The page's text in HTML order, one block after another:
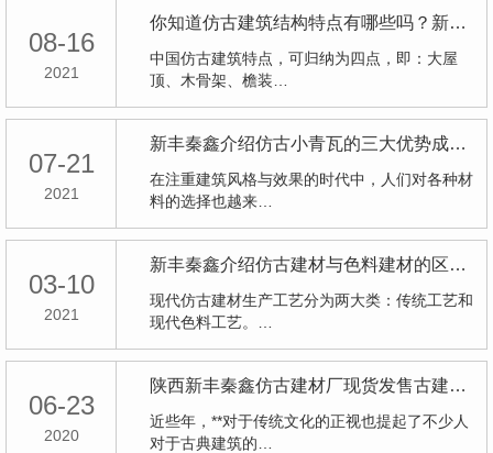
08-16
2021
你知道仿古建筑结构特点有哪些吗？新丰秦鑫告诉您
中国仿古建筑特点，可归纳为四点，即：大屋
顶、木骨架、檐装…
07-21
2021
新丰秦鑫介绍仿古小青瓦的三大优势成就别样建筑
在注重建筑风格与效果的时代中，人们对各种材
料的选择也越来…
03-10
2021
新丰秦鑫介绍仿古建材与色料建材的区别。
现代仿古建材生产工艺分为两大类：传统工艺和
现代色料工艺。…
06-23
2020
陕西新丰秦鑫仿古建材厂现货发售古建筑砖瓦
近些年，**对于传统文化的正视也提起了不少人
对于古典建筑的…